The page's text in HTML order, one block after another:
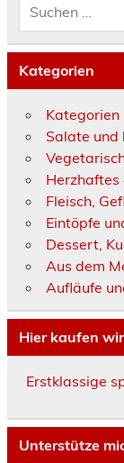
Kategorien
Kategorien
Salate und
Herzhaftes
Fleisch,
Eintöpfe
Dessert,
Aus dem
Aufläufe
Hier kaufen
Erstklassige
Unterstütze